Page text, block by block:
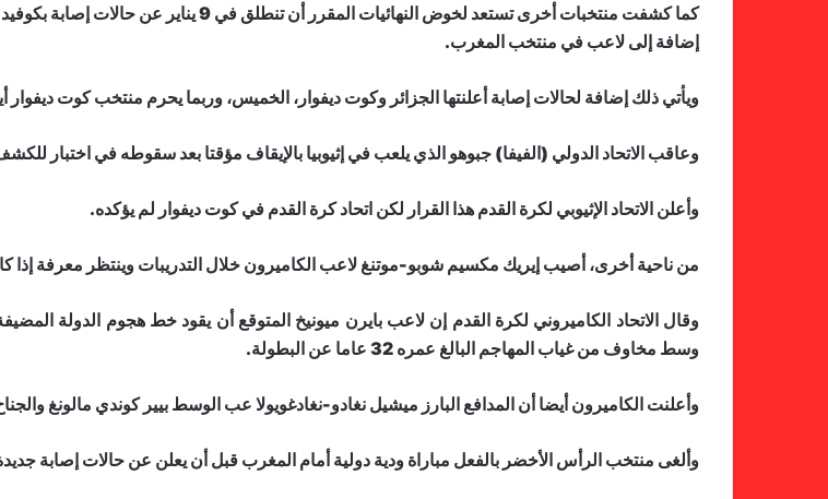
إضافة إلى لاعب في منتخب المغرب.
ويأتي ذلك إضافة لحالات إصابة أعلنتها الجزائر وكوت ديفوار، الخميس، وربما يحرم منتخب كوت
وعاقب الاتحاد الدولي (الفيفا) جبوهو الذي يلعب في إثيوبيا بالإيقاف مؤقتا بعد سقوطه في اختبار
وأعلن الاتحاد الإثيوبي لكرة القدم هذا القرار لكن اتحاد كرة القدم في كوت ديفوار لم يؤكده.
من ناحية أخرى، أصيب إيريك مكسيم شوبو-موتنغ لاعب الكاميرون خلال التدريبات وينتظر معرفة إذا
وقال الاتحاد الكاميروني لكرة القدم إن لاعب بايرن ميونيخ المتوقع أن يقود خط هجوم الدولة
وسط مخاوف من غياب المهاجم البالغ عمره 32 عاما عن البطولة.
وأعلنت الكاميرون أيضا أن المدافع البارز ميشيل نغادو-نغادغويولا عب الوسط بيير كوندي مالونغ
وألغى منتخب الرأس الأخضر بالفعل مباراة ودية دولية أمام المغرب قبل أن يعلن عن حالات إصابة